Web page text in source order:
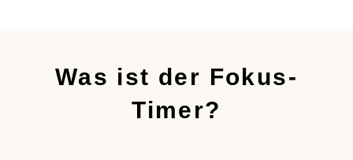
Was ist der Fokus-
Timer?